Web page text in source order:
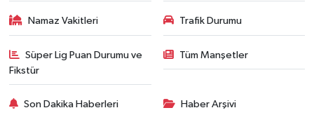
Namaz Vakitleri Trafik Durumu
Süper Lig Puan Durumu ve
Fikstür
Tüm Manşetler
Son Dakika Haberleri Haber Arşivi